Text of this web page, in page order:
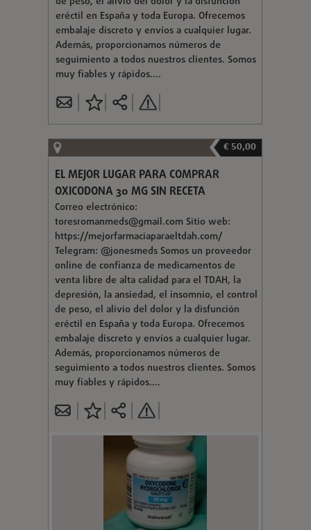
eréctil en España y toda Europa. Ofrecemos
embalaje discreto y envíos a cualquier lugar.
Además, proporcionamos números de
seguimiento a todos nuestros clientes. Somos
muy fiables y rápidos....
€ 50,00
EL MEJOR LUGAR PARA COMPRAR
OXICODONA 30 MG SIN RECETA
Correo electrónico:
toresromanmeds@gmail.com Sitio web:
https://mejorfarmaciaparaeltdah.com/
Telegram: @jonesmeds Somos un proveedor
online de confianza de medicamentos de
venta libre de alta calidad para el TDAH, la
depresión, la ansiedad, el insomnio, el control
de peso, el alivio del dolor y la disfunción
eréctil en España y toda Europa. Ofrecemos
embalaje discreto y envíos a cualquier lugar.
Además, proporcionamos números de
seguimiento a todos nuestros clientes. Somos
muy fiables y rápidos....